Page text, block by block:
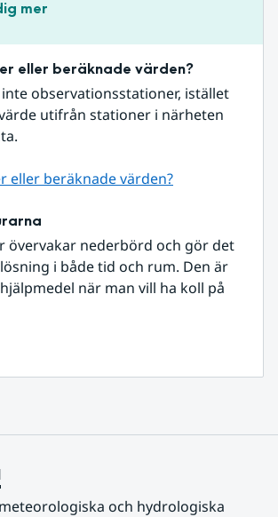
mer
eller beräknade värden?
observationsstationer, istället
utifrån stationer i närheten
eller beräknade värden?
övervakar nederbörd och gör det
i både tid och rum. Den är
när man vill ha koll på
och hydrologiska